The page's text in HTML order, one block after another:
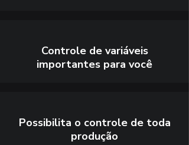
Controle de variáveis
importantes para você
Possibilita o controle de toda
produção